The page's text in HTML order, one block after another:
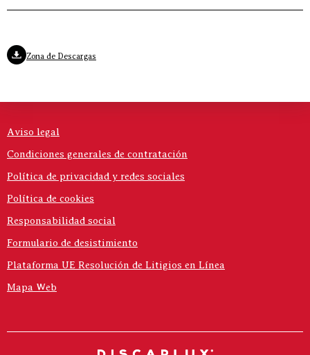
Zona de Descargas
Aviso legal
Condiciones generales de contratación
Política de privacidad y redes sociales
Política de cookies
Responsabilidad social
Formulario de desistimiento
Plataforma UE Resolución de Litigios en Línea
Mapa Web